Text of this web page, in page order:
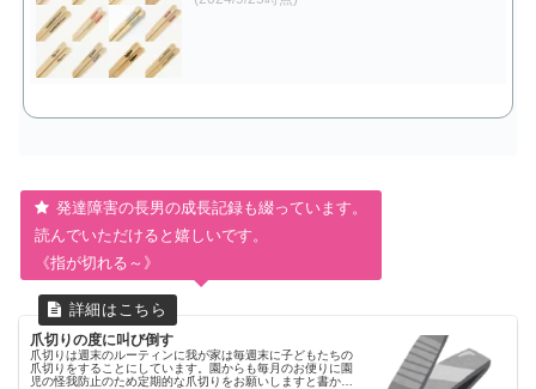
発達障害の長男の成長記録も綴っています。
読んでいただけると嬉しいです。
《指が切れる～》
爪切りの度に叫び倒す
爪切りは週末のルーティンに我が家は毎週末に子どもたちの
爪切りをすることにしています。園からも毎月のお便りに園
児の怪我防止のため定期的な爪切りをお願いしますと書かれ